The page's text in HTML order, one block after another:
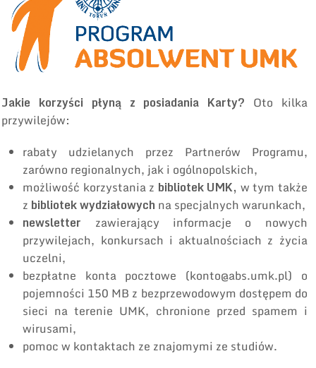
Jakie korzyści płyną z posiadania Karty? Oto kilka
przywilejów:
rabaty udzielanych przez Partnerów Programu,
zarówno regionalnych, jak i ogólnopolskich,
możliwość korzystania z bibliotek UMK, w tym także
z bibliotek wydziałowych na specjalnych warunkach,
newsletter zawierający informacje o nowych
przywilejach, konkursach i aktualnościach z życia
uczelni,
bezpłatne konta pocztowe (konto@abs.umk.pl) o
pojemności 150 MB z bezprzewodowym dostępem do
sieci na terenie UMK, chronione przed spamem i
wirusami,
pomoc w kontaktach ze znajomymi ze studiów.